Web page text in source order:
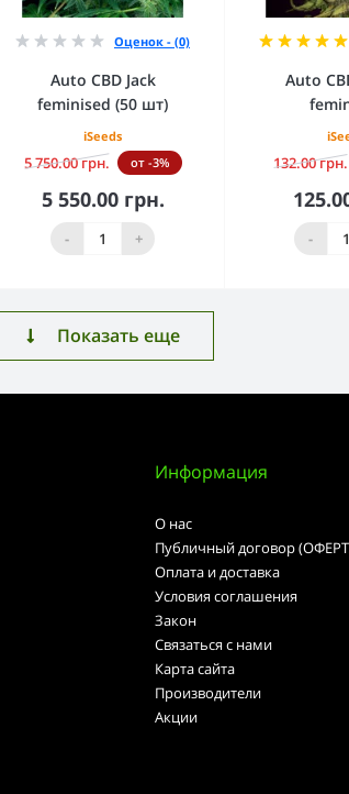
Оценок - (0)
Auto CBD Jack
feminised (50 шт)
iSeeds
5 750.00 грн. от -3%
5 550.00 грн.
- +
В корзину
Auto
132.00 грн.
- В
Показать еще
Информация
О нас
Публичный договор
Оплата и доставка
Условия соглашения
Закон
Связаться с нами
Карта сайта
Производители
Акции